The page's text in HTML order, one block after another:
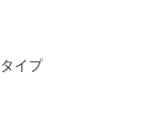
イプ